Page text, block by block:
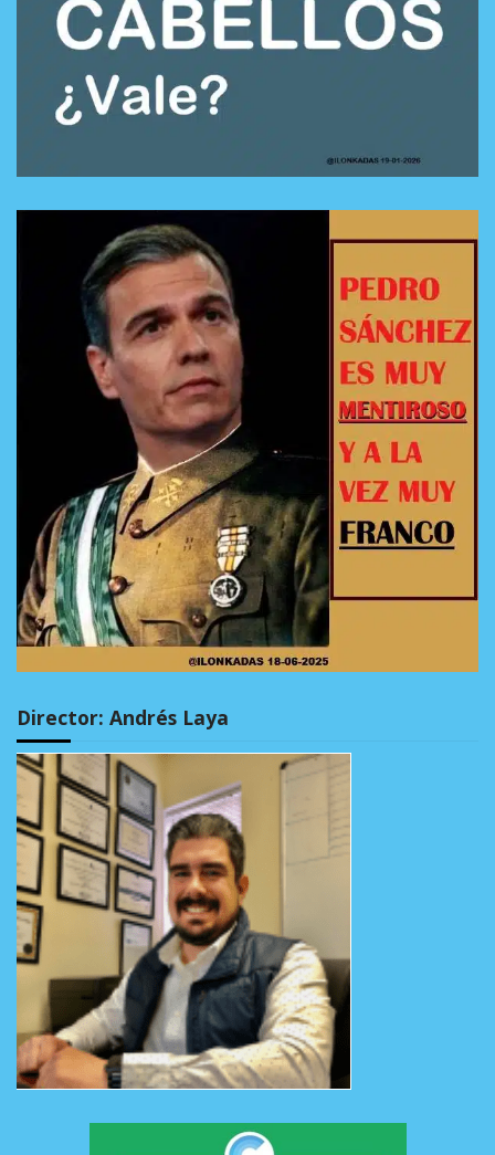
Director: Andrés Laya